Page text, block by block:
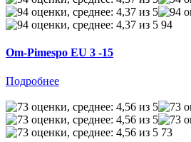
94
Om-Pimespo EU 3 -15
Подробнее
73